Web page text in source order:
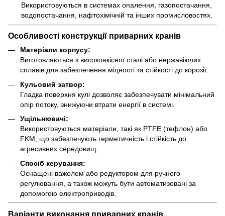
Використовуються в системах опалення, газопостачання,
водопостачання, нафтохімічній та інших промисловостях.
Особливості конструкції приварних кранів
Матеріали корпусу:
Виготовляються з високоякісної сталі або нержавіючих
сплавів для забезпечення міцності та стійкості до корозії.
Кульовий затвор:
Гладка поверхня кулі дозволяє забезпечувати мінімальний
опір потоку, знижуючи втрати енергії в системі.
Ущільнювачі:
Використовуються матеріали, такі як PTFE (тефлон) або
FKM, що забезпечують герметичність і стійкість до
агресивних середовищ.
Спосіб керування:
Оснащені важелем або редуктором для ручного
регулювання, а також можуть бути автоматизовані за
допомогою електроприводів.
Варіанти виконання приварних кранів